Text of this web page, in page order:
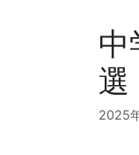
中
選
2025